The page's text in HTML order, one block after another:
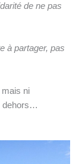
de ne pas
à partager, pas
mais ni
dehors…